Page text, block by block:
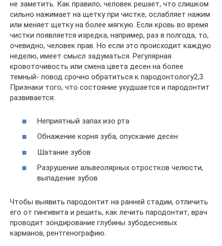
не заметить. Как правило, человек решает, что слишком
сильно нажимает на щетку при чистке, ослабляет нажим
или меняет щетку на более мягкую. Если кровь во время
чистки появляется изредка, например, раз в полгода, то,
очевидно, человек прав. Но если это происходит каждую
неделю, имеет смысл задуматься. Регулярная
кровоточивость или смена цвета десен на более
темный- повод срочно обратиться к пародонтологу2,3.
Признаки того, что состояние ухудшается и пародонтит
развивается:
Неприятный запах изо рта
Обнажение корня зуба, опускание десен
Шатание зубов
Разрушение альвеолярных отростков челюсти,
выпадение зубов
Чтобы выявить пародонтит на ранней стадии, отличить
его от гингивита и решить, как лечить пародонтит, врач
проводит зондирование глубины зубодесневых
карманов, рентгенографию.